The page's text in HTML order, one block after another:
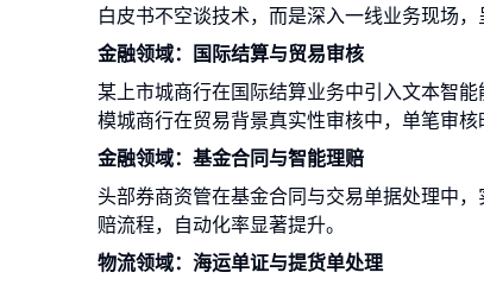
白皮书不空谈技术，而是深入一线业务现场
金融领域：国际结算与贸易审核
某上市城商行在国际结算业务中引入文本智
模城商行在贸易背景真实性审核中，单笔审
金融领域：基金合同与智能理赔
头部券商资管在基金合同与交易单据处理中
赔流程，自动化率显著提升。
物流领域：海运单证与提货单处理